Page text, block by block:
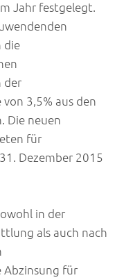
Jahr festgelegt.
die
der
3,5% aus den
Die neuen
für
Dezember 2015
in der
als auch nach
Abzinsung für